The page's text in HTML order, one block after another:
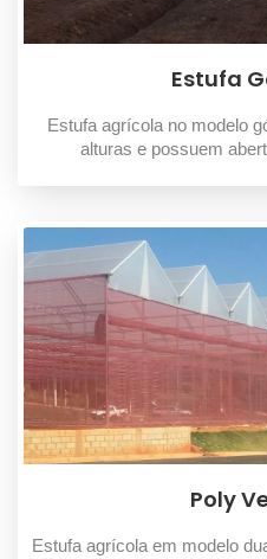
Estufa
Estufa agrícola no modelo
alturas e possuem
Poly
Estufa agrícola em modelo